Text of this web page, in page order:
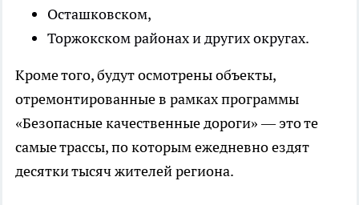
Осташковском,
Торжокском районах и других округах.
Кроме того, будут осмотрены объекты,
отремонтированные в рамках программы
«Безопасные качественные дороги» — это те
самые трассы, по которым ежедневно ездят
десятки тысяч жителей региона.